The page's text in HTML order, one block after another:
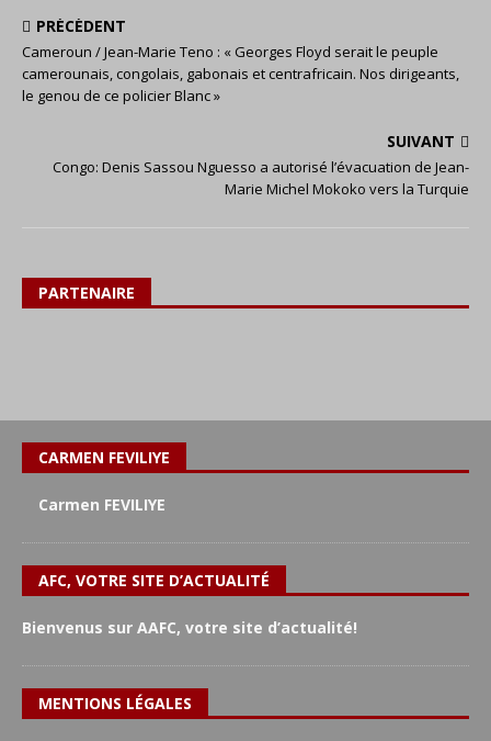
PRÉCÉDENT
Cameroun / Jean-Marie Teno : « Georges Floyd serait le peuple
camerounais, congolais, gabonais et centrafricain. Nos dirigeants,
le genou de ce policier Blanc »
SUIVANT
Congo: Denis Sassou Nguesso a autorisé l’évacuation de Jean-
Marie Michel Mokoko vers la Turquie
PARTENAIRE
CARMEN FEVILIYE
Carmen FEVILIYE
AFC, VOTRE SITE D’ACTUALITÉ
Bienvenus sur AAFC, votre site d’actualité!
MENTIONS LÉGALES